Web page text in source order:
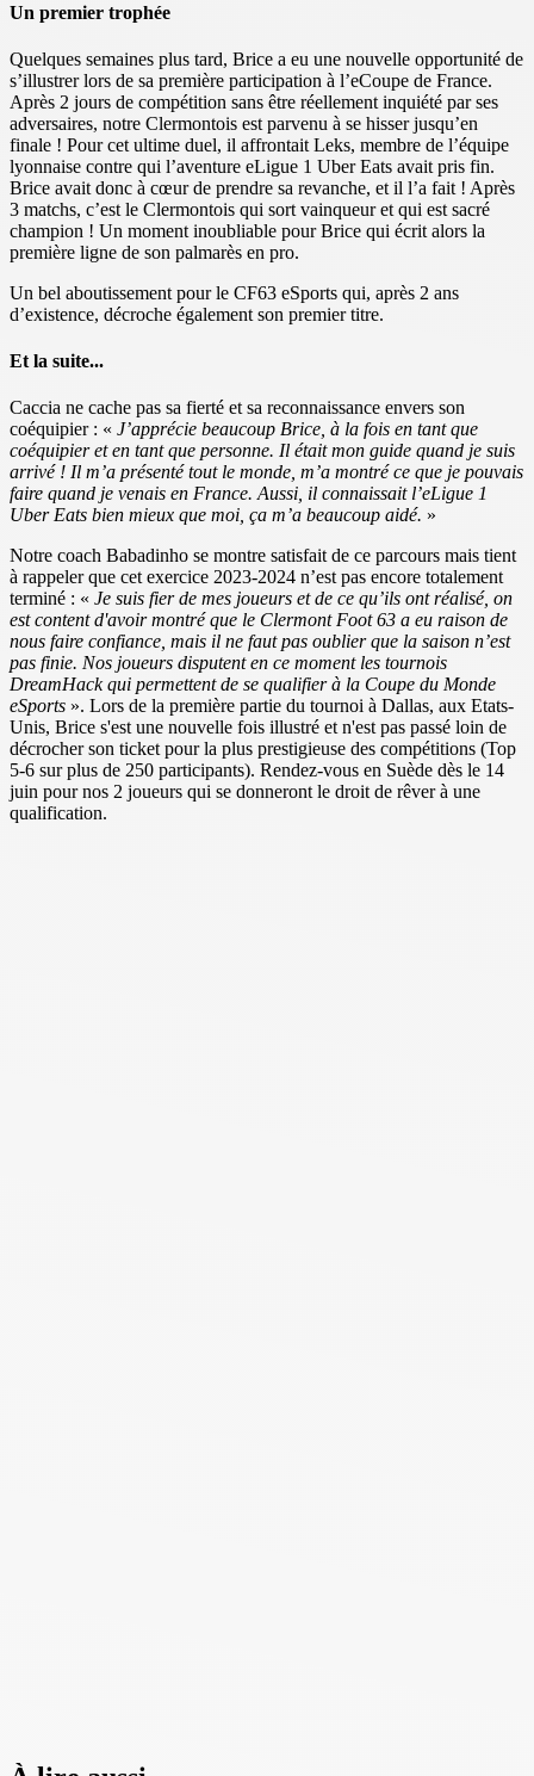
Un premier trophée
Quelques semaines plus tard, Brice a eu une nouvelle opportunité de
s’illustrer lors de sa première participation à l’eCoupe de France.
Après 2 jours de compétition sans être réellement inquiété par ses
adversaires, notre Clermontois est parvenu à se hisser jusqu’en
finale ! Pour cet ultime duel, il affrontait Leks, membre de l’équipe
lyonnaise contre qui l’aventure eLigue 1 Uber Eats avait pris fin.
Brice avait donc à cœur de prendre sa revanche, et il l’a fait ! Après
3 matchs, c’est le Clermontois qui sort vainqueur et qui est sacré
champion ! Un moment inoubliable pour Brice qui écrit alors la
première ligne de son palmarès en pro.
Un bel aboutissement pour le CF63 eSports qui, après 2 ans
d’existence, décroche également son premier titre.
Et la suite...
Caccia ne cache pas sa fierté et sa reconnaissance envers son
coéquipier : « J’apprécie beaucoup Brice, à la fois en tant que
coéquipier et en tant que personne. Il était mon guide quand je suis
arrivé ! Il m’a présenté tout le monde, m’a montré ce que je pouvais
faire quand je venais en France. Aussi, il connaissait l’eLigue 1
Uber Eats bien mieux que moi, ça m’a beaucoup aidé. »
Notre coach Babadinho se montre satisfait de ce parcours mais tient
à rappeler que cet exercice 2023-2024 n’est pas encore totalement
terminé : « Je suis fier de mes joueurs et de ce qu’ils ont réalisé, on
est content d'avoir montré que le Clermont Foot 63 a eu raison de
nous faire confiance, mais il ne faut pas oublier que la saison n’est
pas finie. Nos joueurs disputent en ce moment les tournois
DreamHack qui permettent de se qualifier à la Coupe du Monde
eSports ». Lors de la première partie du tournoi à Dallas, aux Etats-
Unis, Brice s'est une nouvelle fois illustré et n'est pas passé loin de
décrocher son ticket pour la plus prestigieuse des compétitions (Top
5-6 sur plus de 250 participants). Rendez-vous en Suède dès le 14
juin pour nos 2 joueurs qui se donneront le droit de rêver à une
qualification.